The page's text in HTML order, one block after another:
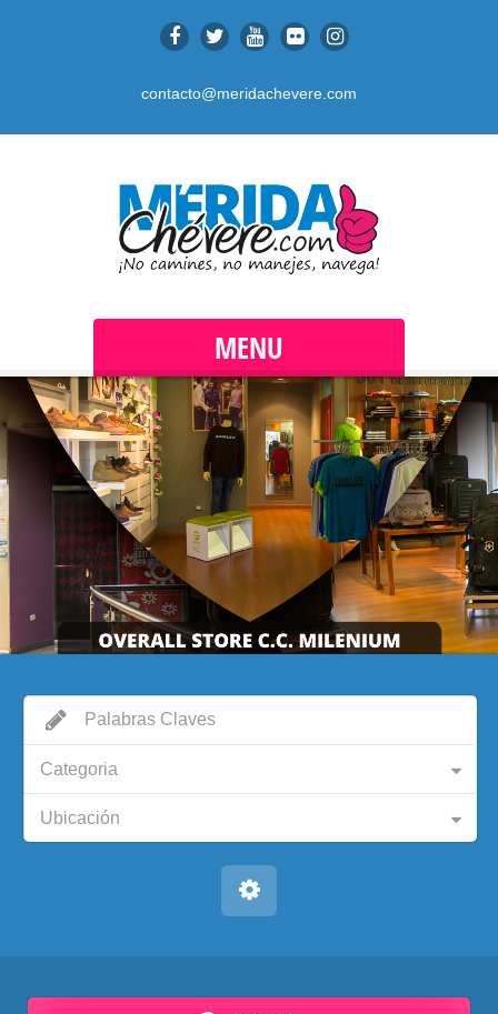
contacto@meridachevere.com
MENU
Categoria
Ubicación